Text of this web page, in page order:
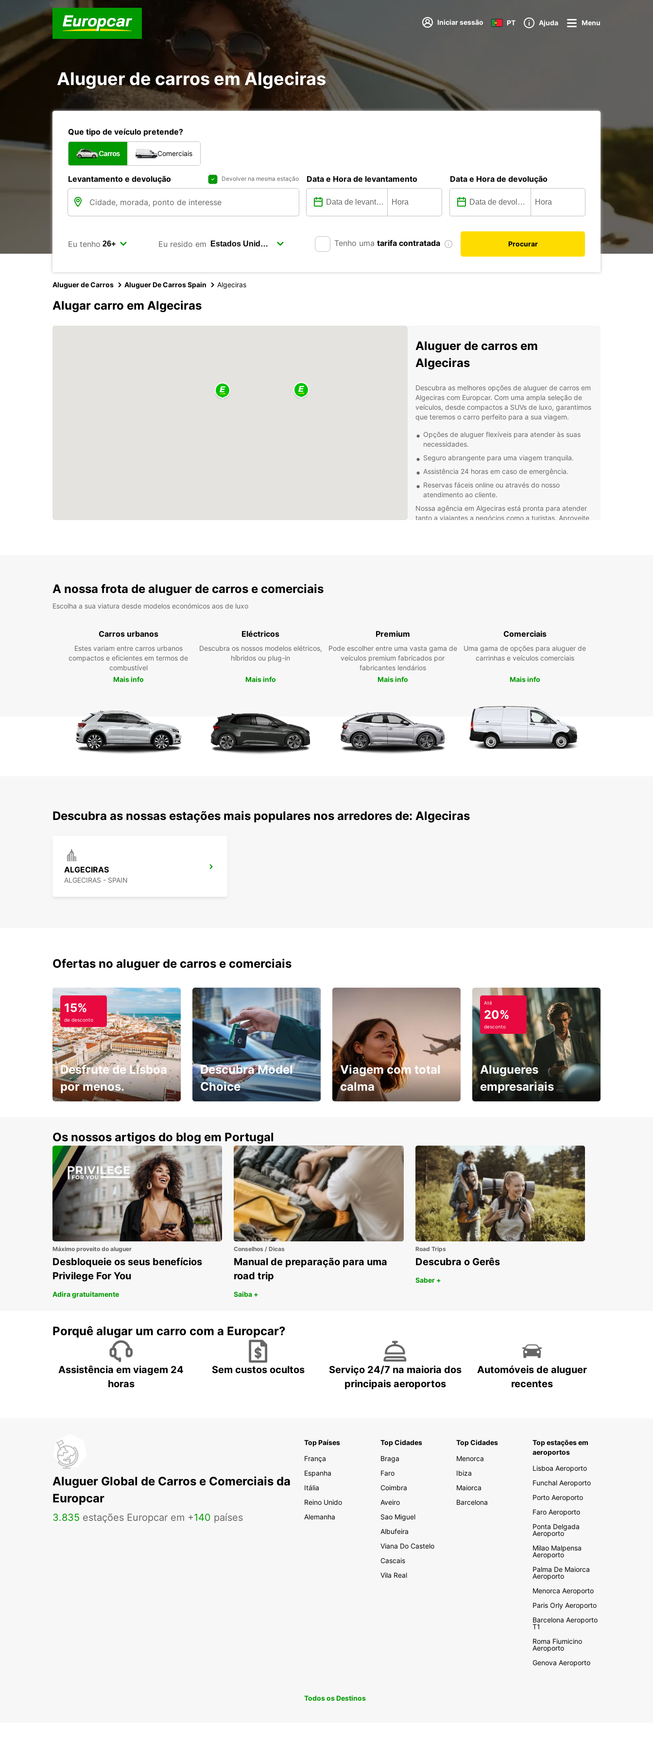
Iniciar sessão PT Ajuda Menu
Aluguer de carros em Algeciras
Que tipo de veículo pretende?
Carros Comerciais
Levantamento e devolução Devolver na mesma estação Data e Hora de levantamento Data e Hora de devolução
Eu tenho Eu resido em Tenho uma tarifa contratada Procurar
Aluguer de Carros Aluguer De Carros Spain Algeciras
Alugar carro em Algeciras
Aluguer de carros em
Algeciras
Descubra as melhores opções de aluguer de carros em
Algeciras com Europcar. Com uma ampla seleção de
veículos, desde compactos a SUVs de luxo, garantimos
que teremos o carro perfeito para a sua viagem.
Opções de aluguer flexíveis para atender às suas
necessidades.
Seguro abrangente para uma viagem tranquila.
Assistência 24 horas em caso de emergência.
Reservas fáceis online ou através do nosso
atendimento ao cliente.
Nossa agência em Algeciras está pronta para atender
tanto a viajantes a negócios como a turistas. Aproveite
A nossa frota de aluguer de carros e comerciais
Escolha a sua viatura desde modelos económicos aos de luxo
Carros urbanos
Estes variam entre carros urbanos
compactos e eficientes em termos de
combustível
Mais info
Eléctricos
Descubra os nossos modelos elétricos,
híbridos ou plug-in
Mais info
Premium
Pode escolher entre uma vasta gama de
veículos premium fabricados por
fabricantes lendários
Mais info
Comerciais
Uma gama de opções para aluguer de
carrinhas e veículos comerciais
Mais info
Descubra as nossas estações mais populares nos arredores de: Algeciras
ALGECIRAS
ALGECIRAS - SPAIN
Ofertas no aluguer de carros e comerciais
15%
de desconto
Desfrute de Lisboa
por menos.
Descubra Model
Choice
Viagem com total
calma
Até
20%
desconto
Alugueres
empresariais
Os nossos artigos do blog em Portugal
Máximo proveito do aluguer
Desbloqueie os seus benefícios
Privilege For You
Adira gratuitamente
Conselhos / Dicas
Manual de preparação para uma
road trip
Saiba +
Road Trips
Descubra o Gerês
Saber +
Porquê alugar um carro com a Europcar?
Assistência em viagem 24
horas
Sem custos ocultos
Serviço 24/7 na maioria dos
principais aeroportos
Automóveis de aluguer
recentes
Aluguer Global de Carros e Comerciais da
Europcar
3.835 estações Europcar em +140 países
Top Países
França
Espanha
Itália
Reino Unido
Alemanha
Top Cidades
Braga
Faro
Coimbra
Aveiro
Sao Miguel
Albufeira
Viana Do Castelo
Cascais
Vila Real
Top Cidades
Menorca
Ibiza
Maiorca
Barcelona
Top estações em
aeroportos
Lisboa Aeroporto
Funchal Aeroporto
Porto Aeroporto
Faro Aeroporto
Ponta Delgada
Aeroporto
Milao Malpensa
Aeroporto
Palma De Maiorca
Aeroporto
Menorca Aeroporto
Paris Orly Aeroporto
Barcelona Aeroporto
T1
Roma Fiumicino
Aeroporto
Genova Aeroporto
Todos os Destinos